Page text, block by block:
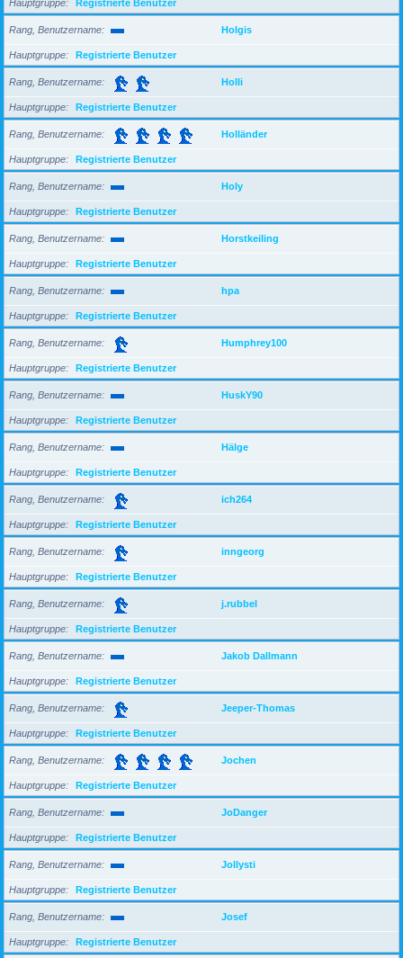
Hauptgruppe Registrierte Benutzer
Rang, Benutzername Holgis
Hauptgruppe Registrierte Benutzer
Rang, Benutzername Holli
Hauptgruppe Registrierte Benutzer
Rang, Benutzername Holländer
Hauptgruppe Registrierte Benutzer
Rang, Benutzername Holy
Hauptgruppe Registrierte Benutzer
Rang, Benutzername Horstkeiling
Hauptgruppe Registrierte Benutzer
Rang, Benutzername hpa
Hauptgruppe Registrierte Benutzer
Rang, Benutzername Humphrey100
Hauptgruppe Registrierte Benutzer
Rang, Benutzername HuskY90
Hauptgruppe Registrierte Benutzer
Rang, Benutzername Hälge
Hauptgruppe Registrierte Benutzer
Rang, Benutzername ich264
Hauptgruppe Registrierte Benutzer
Rang, Benutzername inngeorg
Hauptgruppe Registrierte Benutzer
Rang, Benutzername j.rubbel
Hauptgruppe Registrierte Benutzer
Rang, Benutzername Jakob Dallmann
Hauptgruppe Registrierte Benutzer
Rang, Benutzername Jeeper-Thomas
Hauptgruppe Registrierte Benutzer
Rang, Benutzername Jochen
Hauptgruppe Registrierte Benutzer
Rang, Benutzername JoDanger
Hauptgruppe Registrierte Benutzer
Rang, Benutzername Jollysti
Hauptgruppe Registrierte Benutzer
Rang, Benutzername Josef
Hauptgruppe Registrierte Benutzer